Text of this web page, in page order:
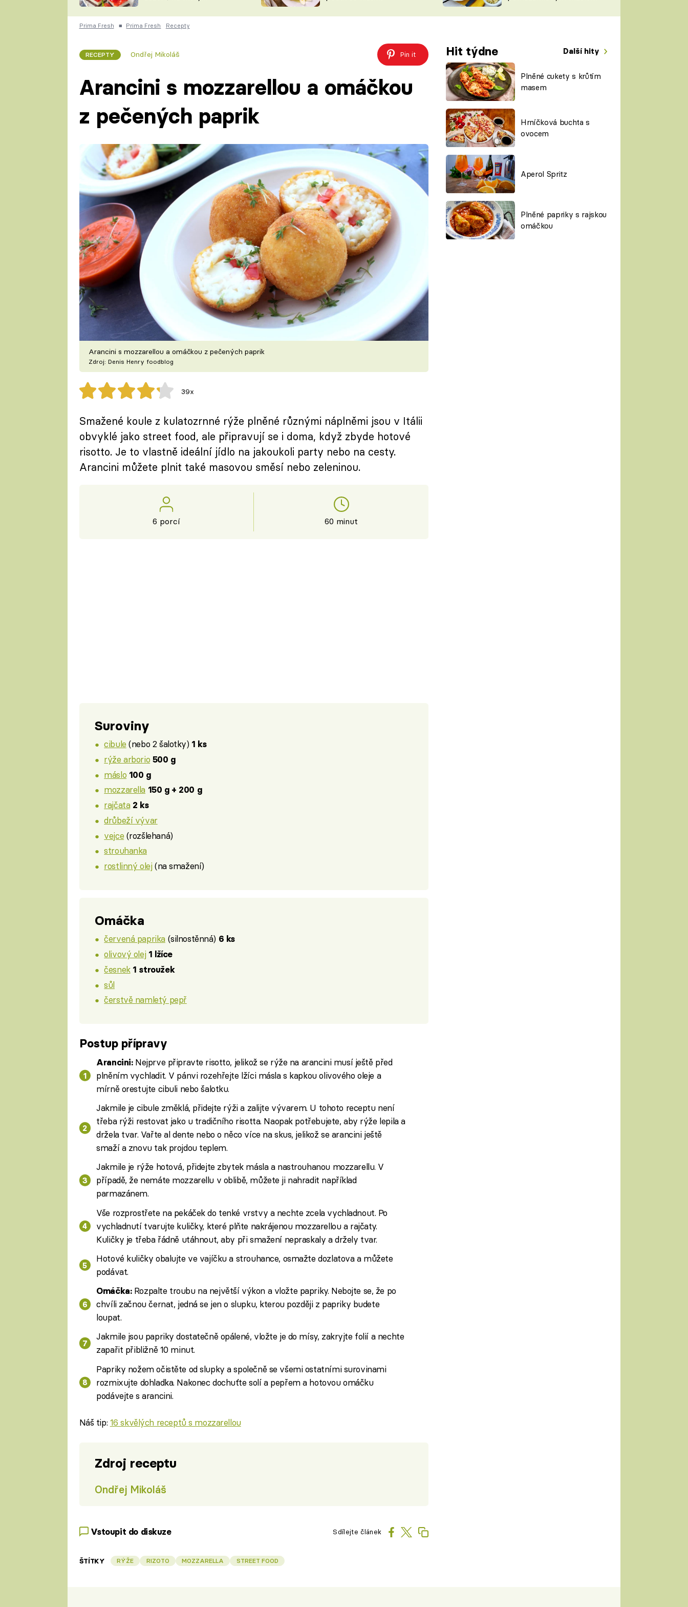
ČESKO NA TALÍŘI
KUCHAŘKA
VYCHYTÁVKY
ŠÉFREDAKTORKY
ČASOPIS
Prima Fresh ■ Prima Fresh Recepty
RECEPTY Ondřej Mikoláš Pin it Hit týdne Další hity
Plněné cukety s krůtím
masem
Hrníčková buchta s
ovocem
Aperol Spritz
Plněné papriky s rajskou
omáčkou
Arancini s mozzarellou a omáčkou
z pečených paprik
Arancini s mozzarellou a omáčkou z pečených paprik
Zdroj: Denis Henry foodblog
39x
Smažené koule z kulatozrnné rýže plněné různými náplněmi jsou v Itálii
obvyklé jako street food, ale připravují se i doma, když zbyde hotové
risotto. Je to vlastně ideální jídlo na jakoukoli party nebo na cesty.
Arancini můžete plnit také masovou směsí nebo zeleninou.
6 porcí 60 minut
Suroviny
cibule (nebo 2 šalotky) 1 ks
rýže arborio 500 g
máslo 100 g
mozzarella 150 g + 200 g
rajčata 2 ks
drůbeží vývar
vejce (rozšlehaná)
strouhanka
rostlinný olej(na smažení)
Omáčka
červená paprika(silnostěnná) 6 ks
olivový olej 1 lžíce
česnek 1 stroužek
sůl
čerstvě namletý pepř
Postup přípravy
Arancini:Nejprve připravte risotto, jelikož se rýže na arancini musí ještě před
plněním vychladit. V pánvi rozehřejte lžíci másla s kapkou olivového oleje a
mírně orestujte cibuli nebo šalotku.
Jakmile je cibule změklá, přidejte rýži a zalijte vývarem. U tohoto receptu není
třeba rýži restovat jako u tradičního risotta. Naopak potřebujete, aby rýže lepila a
držela tvar. Vařte al dente nebo o něco více na skus, jelikož se arancini ještě
smaží a znovu tak projdou teplem.
Jakmile je rýže hotová, přidejte zbytek másla a nastrouhanou mozzarellu. V
případě, že nemáte mozzarellu v oblibě, můžete ji nahradit například
parmazánem.
Vše rozprostřete na pekáček do tenké vrstvy a nechte zcela vychladnout. Po
vychladnutí tvarujte kuličky, které plňte nakrájenou mozzarellou a rajčaty.
Kuličky je třeba řádně utáhnout, aby při smažení nepraskaly a držely tvar.
Hotové kuličky obalujte ve vajíčku a strouhance, osmažte dozlatova a můžete
podávat.
Omáčka:Rozpalte troubu na největší výkon a vložte papriky. Nebojte se, že po
chvíli začnou černat, jedná se jen o slupku, kterou později z papriky budete
loupat.
Jakmile jsou papriky dostatečně opálené, vložte je do mísy, zakryjte folií a nechte
zapařit přibližně 10 minut.
Papriky nožem očistěte od slupky a společně se všemi ostatními surovinami
rozmixujte dohladka. Nakonec dochuťte solí a pepřem a hotovou omáčku
podávejte s arancini.
Náš tip: 16 skvělých receptů s mozzarellou
Zdroj receptu
Ondřej Mikoláš
Vstoupit do diskuze Sdílejte článek
ŠTÍTKY RÝŽE RIZOTO MOZZARELLA STREET FOOD